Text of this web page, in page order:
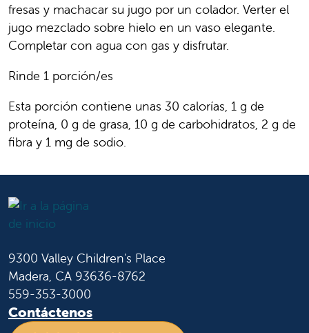
fresas y machacar su jugo por un colador. Verter el
jugo mezclado sobre hielo en un vaso elegante.
Completar con agua con gas y disfrutar.
Rinde 1 porción/es
Esta porción contiene unas 30 calorías, 1 g de
proteína, 0 g de grasa, 10 g de carbohidratos, 2 g de
fibra y 1 mg de sodio.
9300 Valley Children's Place
Madera, CA 93636-8762
559-353-3000
Contáctenos